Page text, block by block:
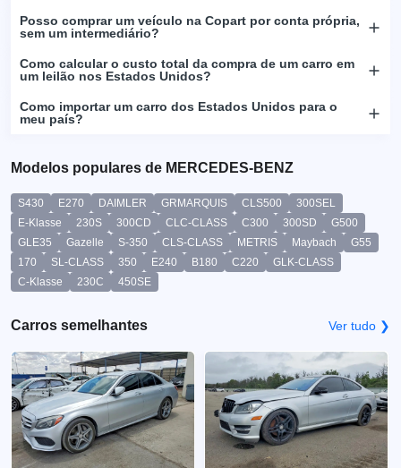
Posso comprar um veículo na Copart por conta própria,
sem um intermediário?
Como calcular o custo total da compra de um carro em
um leilão nos Estados Unidos?
Como importar um carro dos Estados Unidos para o
meu país?
Modelos populares de MERCEDES-BENZ
S430 E270 DAIMLER GRMARQUIS CLS500
300SEL
E-Klasse
230S 300CD CLC-CLASS C300 300SD
G500
GLE35
Gazelle S-350 CLS-CLASS METRIS Maybach
G55
170
SL-CLASS 350 E240 B180 C220
GLK-CLASS
C-Klasse
230C 450SE
Carros semelhantes Ver tudo ❯